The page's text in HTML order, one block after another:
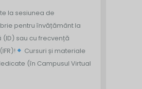
la sesiunea de
pentru învățământ la
(ID) sau cu frecvență
Cursuri și materiale
(în Campusul Virtual